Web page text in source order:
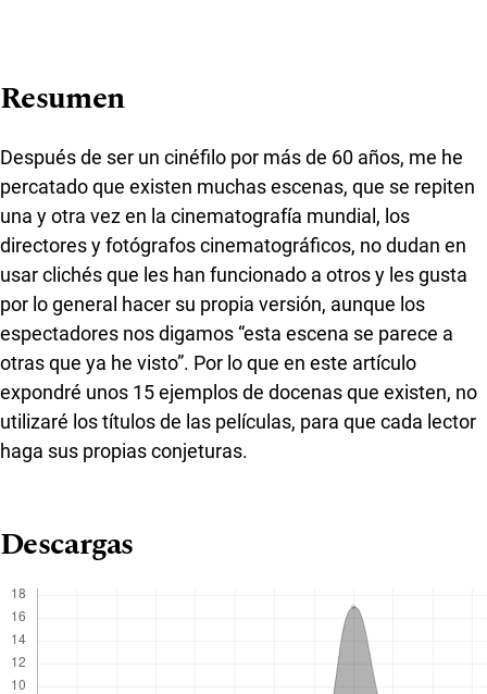
Resumen
Después de ser un cinéfilo por más de 60 años, me he
percatado que existen muchas escenas, que se repiten
una y otra vez en la cinematografía mundial, los
directores y fotógrafos cinematográficos, no dudan en
usar clichés que les han funcionado a otros y les gusta
por lo general hacer su propia versión, aunque los
espectadores nos digamos “esta escena se parece a
otras que ya he visto”. Por lo que en este artículo
expondré unos 15 ejemplos de docenas que existen, no
utilizaré los títulos de las películas, para que cada lector
haga sus propias conjeturas.
Descargas